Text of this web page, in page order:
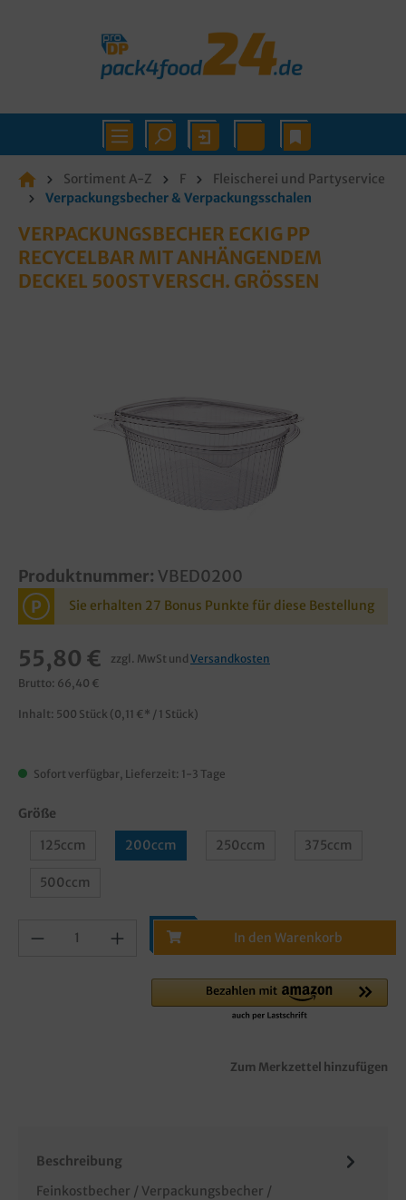
Sortiment A-Z F
Fleischerei und Partyservice
Verpackungsbecher & Verpackungsschalen
VERPACKUNGSBECHER ECKIG PP
RECYCELBAR MIT ANHÄNGENDEM
DECKEL 500ST VERSCH. GRÖSSEN
Produktnummer: VBED0200
P Sie erhalten 27 Bonus Punkte für diese Bestellung
55,80 € zzgl. MwSt und Versandkosten
Brutto: 66,40 €
Inhalt: 500 Stück (0,11 €* / 1 Stück)
Sofort verfügbar, Lieferzeit: 1-3 Tage
Größe
125ccm
200ccm 250ccm 375ccm
500ccm
In den Warenkorb
Zum Merkzettel hinzufügen
Beschreibung
Feinkostbecher / Verpackungsbecher /